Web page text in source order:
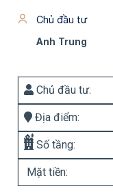
Chủ đầu tư
Anh Trung
Chủ đầu tư:
Địa điểm:
Số tầng:
Mặt tiền: